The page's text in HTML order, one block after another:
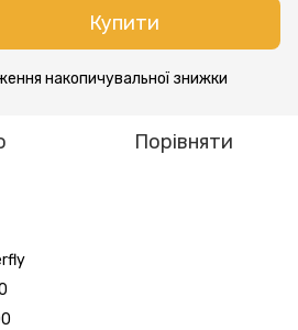
Купити
накопичувальної знижки
Порівняти